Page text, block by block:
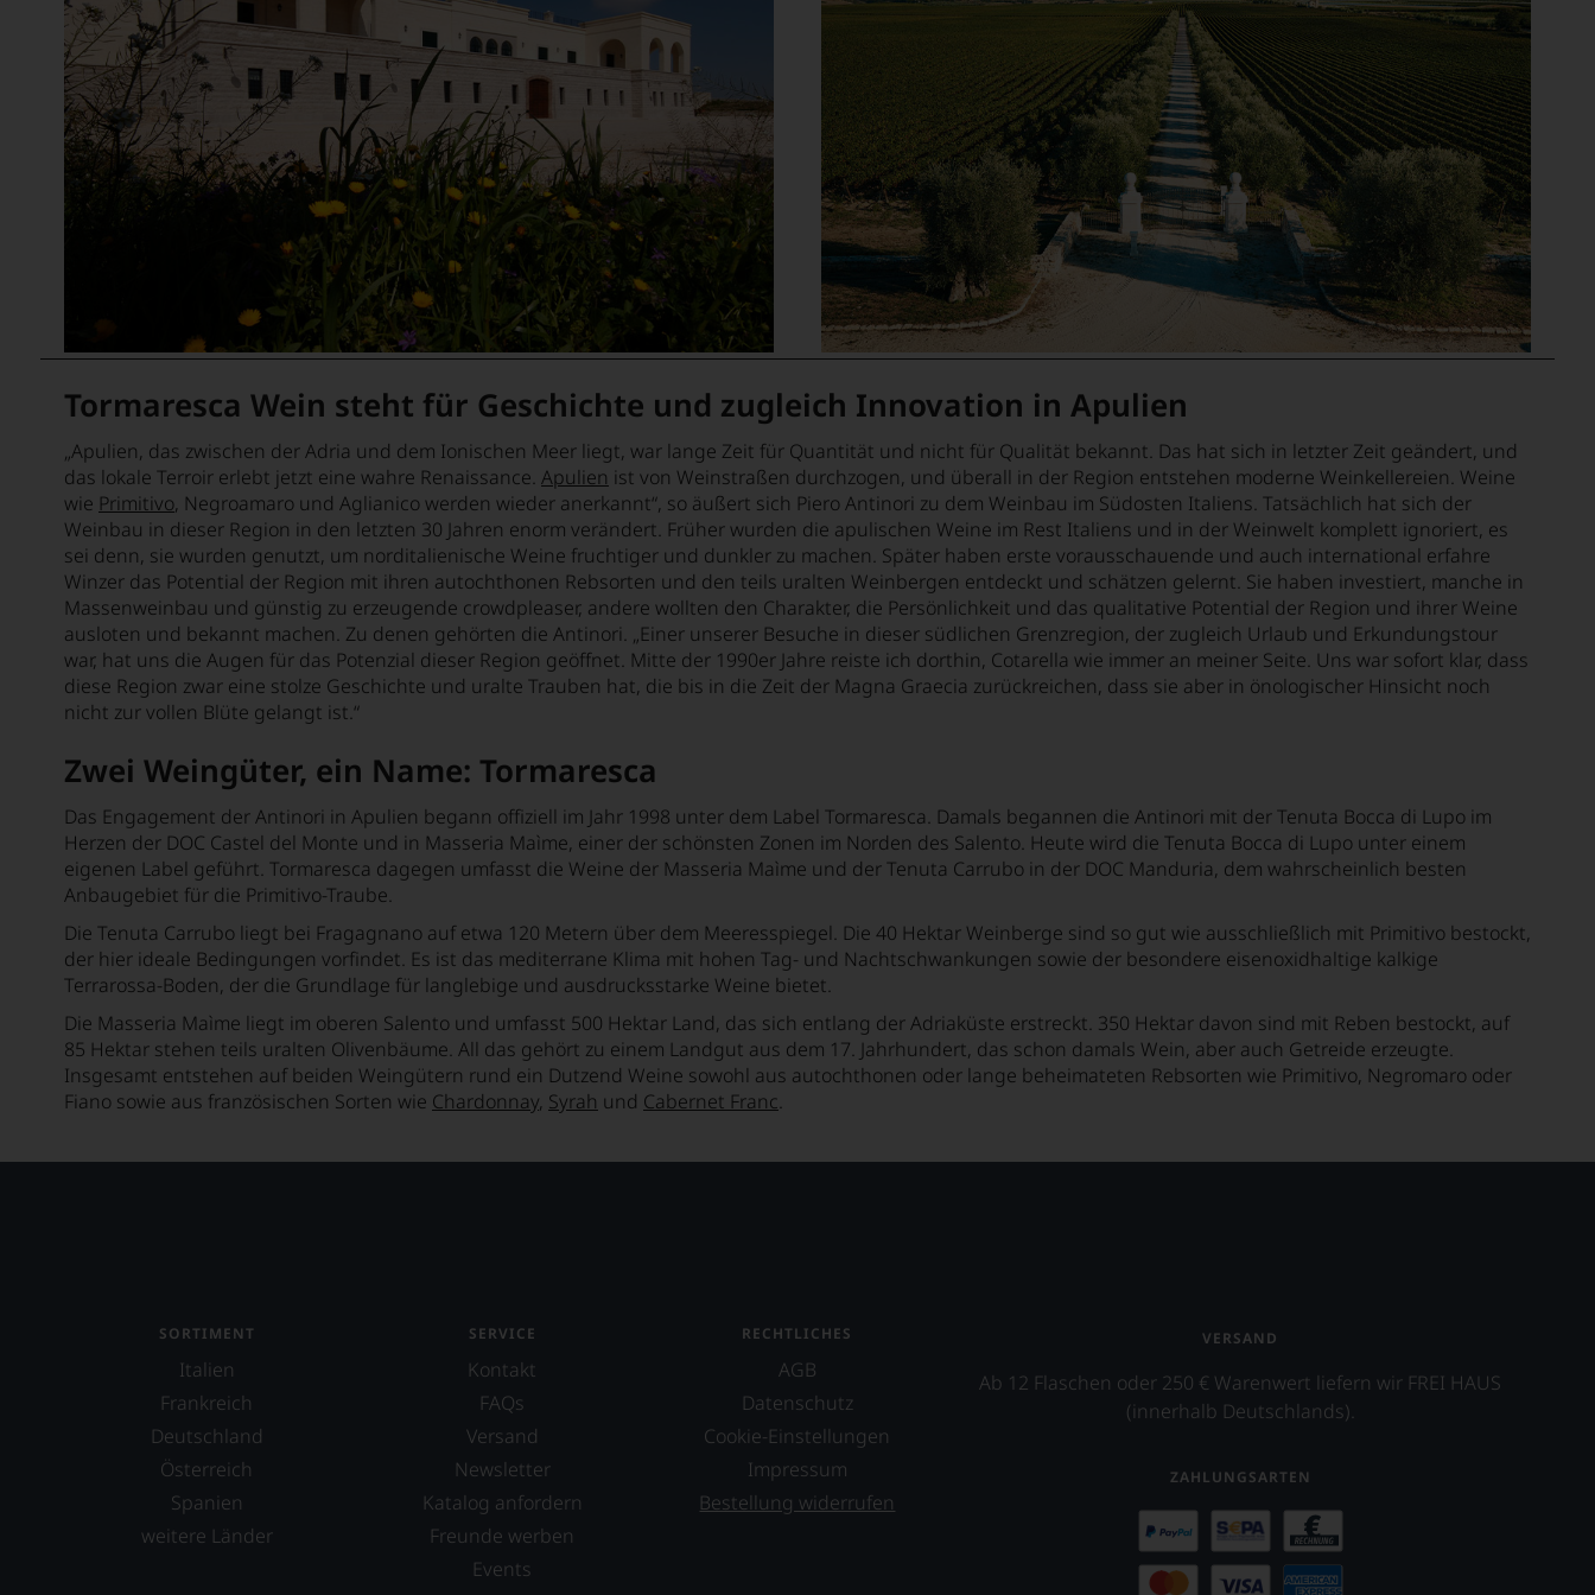
Tormaresca Wein steht für Geschichte und zugleich Innovation in Apulien
„Apulien, das zwischen der Adria und dem Ionischen Meer liegt, war lange Zeit für Quantität und nicht für Qualität bekannt. Das hat sich in letzter Zeit geändert, und
das lokale Terroir erlebt jetzt eine wahre Renaissance. Apulien ist von Weinstraßen durchzogen, und überall in der Region entstehen moderne Weinkellereien. Weine
wie Primitivo, Negroamaro und Aglianico werden wieder anerkannt“, so äußert sich Piero Antinori zu dem Weinbau im Südosten Italiens. Tatsächlich hat sich der
Weinbau in dieser Region in den letzten 30 Jahren enorm verändert. Früher wurden die apulischen Weine im Rest Italiens und in der Weinwelt komplett ignoriert, es
sei denn, sie wurden genutzt, um norditalienische Weine fruchtiger und dunkler zu machen. Später haben erste vorausschauende und auch international erfahre
Winzer das Potential der Region mit ihren autochthonen Rebsorten und den teils uralten Weinbergen entdeckt und schätzen gelernt. Sie haben investiert, manche in
Massenweinbau und günstig zu erzeugende crowdpleaser, andere wollten den Charakter, die Persönlichkeit und das qualitative Potential der Region und ihrer Weine
ausloten und bekannt machen. Zu denen gehörten die Antinori. „Einer unserer Besuche in dieser südlichen Grenzregion, der zugleich Urlaub und Erkundungstour
war, hat uns die Augen für das Potenzial dieser Region geöffnet. Mitte der 1990er Jahre reiste ich dorthin, Cotarella wie immer an meiner Seite. Uns war sofort klar, dass
diese Region zwar eine stolze Geschichte und uralte Trauben hat, die bis in die Zeit der Magna Graecia zurückreichen, dass sie aber in önologischer Hinsicht noch
nicht zur vollen Blüte gelangt ist.“
Zwei Weingüter, ein Name: Tormaresca
Das Engagement der Antinori in Apulien begann offiziell im Jahr 1998 unter dem Label Tormaresca. Damals begannen die Antinori mit der Tenuta Bocca di Lupo im
Herzen der DOC Castel del Monte und in Masseria Maìme, einer der schönsten Zonen im Norden des Salento. Heute wird die Tenuta Bocca di Lupo unter einem
eigenen Label geführt. Tormaresca dagegen umfasst die Weine der Masseria Maìme und der Tenuta Carrubo in der DOC Manduria, dem wahrscheinlich besten
Anbaugebiet für die Primitivo-Traube.
Die Tenuta Carrubo liegt bei Fragagnano auf etwa 120 Metern über dem Meeresspiegel. Die 40 Hektar Weinberge sind so gut wie ausschließlich mit Primitivo bestockt,
der hier ideale Bedingungen vorfindet. Es ist das mediterrane Klima mit hohen Tag- und Nachtschwankungen sowie der besondere eisenoxidhaltige kalkige
Terrarossa-Boden, der die Grundlage für langlebige und ausdrucksstarke Weine bietet.
Die Masseria Maìme liegt im oberen Salento und umfasst 500 Hektar Land, das sich entlang der Adriaküste erstreckt. 350 Hektar davon sind mit Reben bestockt, auf
85 Hektar stehen teils uralten Olivenbäume. All das gehört zu einem Landgut aus dem 17. Jahrhundert, das schon damals Wein, aber auch Getreide erzeugte.
Insgesamt entstehen auf beiden Weingütern rund ein Dutzend Weine sowohl aus autochthonen oder lange beheimateten Rebsorten wie Primitivo, Negromaro oder
Fiano sowie aus französischen Sorten wie Chardonnay, Syrah und Cabernet Franc.
SORTIMENT
Italien
Frankreich
Deutschland
Österreich
Spanien
weitere Länder
SERVICE
Kontakt
FAQs
Versand
Newsletter
Katalog anfordern
Freunde werben
Events
RECHTLICHES
AGB
Datenschutz
Cookie-Einstellungen
Impressum
Bestellung widerrufen
VERSAND
Ab 12 Flaschen oder 250 € Warenwert liefern wir FREI HAUS
(innerhalb Deutschlands).
ZAHLUNGSARTEN